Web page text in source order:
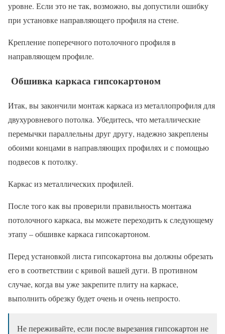
уровне. Если это не так, возможно, вы допустили ошибку
при установке направляющего профиля на стене.
Крепление поперечного потолочного профиля в
направляющем профиле.
Обшивка каркаса гипсокартоном
Итак, вы закончили монтаж каркаса из металлопрофиля для
двухуровневого потолка. Убедитесь, что металлические
перемычки параллельны друг другу, надежно закреплены
обоими концами в направляющих профилях и с помощью
подвесов к потолку.
Каркас из металлических профилей.
После того как вы проверили правильность монтажа
потолочного каркаса, вы можете переходить к следующему
этапу – обшивке каркаса гипсокартоном.
Перед установкой листа гипсокартона вы должны обрезать
его в соответствии с кривой вашей дуги. В противном
случае, когда вы уже закрепите плиту на каркасе,
выполнить обрезку будет очень и очень непросто.
Не переживайте, если после вырезания гипсокартон не